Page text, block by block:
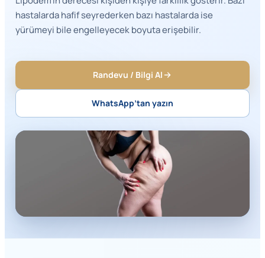
hastalarda hafif seyrederken bazı hastalarda ise
yürümeyi bile engelleyecek boyuta erişebilir.
Randevu / Bilgi Al
WhatsApp’tan yazın